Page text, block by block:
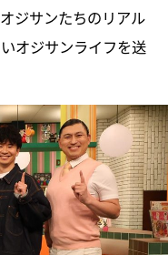
ジサンたちのリアル
オジサンライフを送